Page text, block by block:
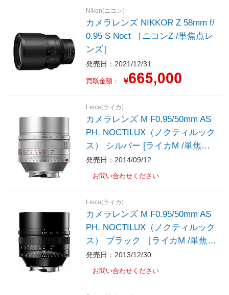
Nikon(ニコン)
カメラレンズ NIKKOR Z 58mm f/
0.95 S Noct ［ニコンZ /単焦点レ
ンズ］
発売日：2021/12/31
買取金額： ￥
Leica(ライカ)
カメラレンズ M F0.95/50mm AS
PH. NOCTILUX（ノクティルック
ス） シルバー [ライカM /単焦点
レンズ] NOCTILUX（ノクティル
ックス） シルバー ［ライカM /単
発売日：2014/09/12
お問い合わせください
Leica(ライカ)
カメラレンズ M F0.95/50mm AS
PH. NOCTILUX（ノクティルック
ス） ブラック ［ライカM /単焦点
レンズ］
発売日：2013/12/30
お問い合わせください